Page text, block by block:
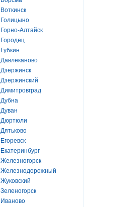
Воткинск
Голицыно
Горно-Алтайск
Городец
Губкин
Давлеканово
Дзержинск
Дзержинский
Димитровград
Дубна
Дуван
Дюртюли
Дятьково
Егоревск
Екатеринбург
Железногорск
Железнодорожный
Жуковский
Зеленогорск
Иваново